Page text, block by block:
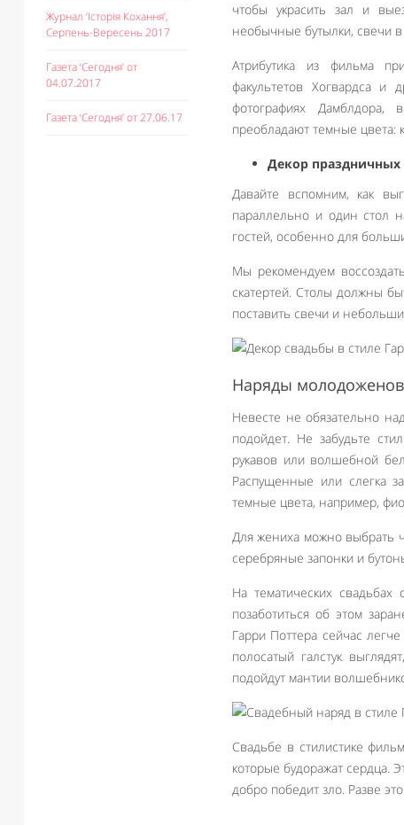
Журнал ‘Історія Кохання’,
Серпень-Вересень 2017
Газета ‘Сегодня’ от
04.07.2017
Газета ‘Сегодня’ от 27.06.17
чтобы украсить зал и
необычные бутылки, свечи
Атрибутика из фильма
факультетов Хогвардса и
фотографиях Дамблдора,
преобладают темные
Декор праздничных
Давайте вспомним, как
параллельно и один стол
гостей, особенно для
Мы рекомендуем
скатертей. Столы должны
поставить свечи и
Наряды молодоженов
Невесте не обязательно
подойдет. Не забудьте
рукавов или волшебной
Распущенные или слегка
темные цвета, например,
Для жениха можно выбрать
серебряные запонки и
На тематических
позаботиться об этом
Гарри Поттера сейчас
полосатый галстук
подойдут мантии
Свадьбе в стилистике
которые будоражат сердца.
добро победит зло. Разве